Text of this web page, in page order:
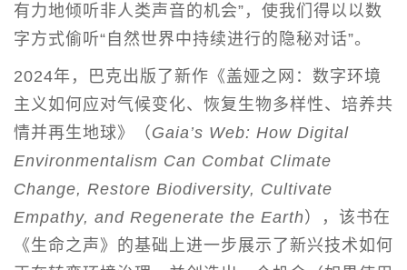
有力地倾听非人类声音的机会”，使我们得以以数
字方式偷听“自然世界中持续进行的隐秘对话”。
2024年，巴克出版了新作《盖娅之网：数字环境
主义如何应对气候变化、恢复生物多样性、培养共
情并再生地球》（Gaia’s Web: How Digital
Environmentalism Can Combat Climate
Change, Restore Biodiversity, Cultivate
Empathy, and Regenerate the Earth），该书在
《生命之声》的基础上进一步展示了新兴技术如何